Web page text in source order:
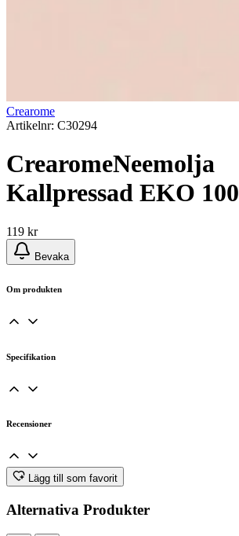
Crearome
Artikelnr: C30294
CrearomeNeemolja
Kallpressad EKO
119 kr
Bevaka
Om produkten
Specifikation
Recensioner
Lägg till som favorit
Alternativa Produkter